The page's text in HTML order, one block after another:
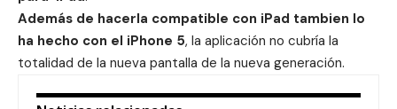
Además de hacerla compatible con iPad tambien lo
ha hecho con el iPhone 5, la aplicación no cubría la
totalidad de la nueva pantalla de la nueva generación.